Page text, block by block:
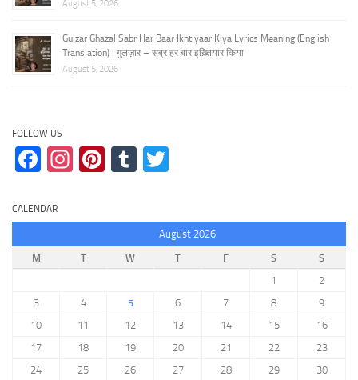
August 5, 2026
Gulzar Ghazal Sabr Har Baar Ikhtiyaar Kiya Lyrics Meaning (English
Translation) | गुलज़ार – सब्र हर बार इख़्तियार किया
August 5, 2026
FOLLOW US
Facebook
Instagram
Pinterest
Tumblr
CALENDAR
August 2026
M
T W T F S
S
1
2
3
4 5 6 7 8
9
10
11 12 13 14 15
16
17
18 19 20 21 22
23
24
25 26 27 28 29 30